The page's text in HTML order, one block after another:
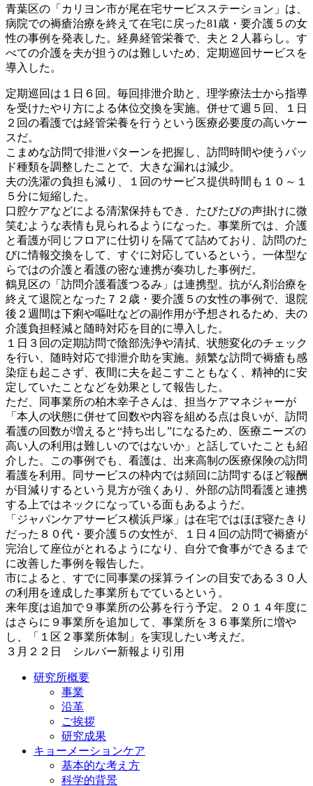
青葉区の「カリヨン市が尾在宅サービスステーション」は、
病院での褥瘡治療を終えて在宅に戻った81歳・要介護５の女
性の事例を発表した。経鼻経管栄養で、夫と２人暮らし。す
べての介護を夫が担うのは難しいため、定期巡回サービスを
導入した。
定期巡回は１日６回。毎回排泄介助と、理学療法士から指導
を受けたやり方による体位交換を実施。併せて週５回、１日
２回の看護では経管栄養を行うという医療必要度の高いケー
スだ。
こまめな訪問で排泄パターンを把握し、訪問時間や使うパッ
ド種類を調整したことで、大きな漏れは減少。
夫の洗濯の負担も減り、１回のサービス提供時間も１０～１
５分に短縮した。
口腔ケアなどによる清潔保持もでき、たびたびの声掛けに微
笑むような表情も見られるようになった。事業所では、介護
と看護が同じフロアに仕切りを隔てて詰めており、訪問のた
びに情報交換をして、すぐに対応しているという。一体型な
らではの介護と看護の密な連携が奏功した事例だ。
鶴見区の「訪問介護看護つるみ」は連携型。抗がん剤治療を
終えて退院となった７２歳・要介護５の女性の事例で、退院
後２週間は下痢や嘔吐などの副作用が予想されるため、夫の
介護負担軽減と随時対応を目的に導入した。
１日３回の定期訪問で陰部洗浄や清拭、状態変化のチェック
を行い、随時対応で排泄介助を実施。頻繁な訪問で褥瘡も感
染症も起こさず、夜間に夫を起こすこともなく、精神的に安
定していたことなどを効果として報告した。
ただ、同事業所の柏木幸子さんは、担当ケアマネジャーが
「本人の状態に併せて回数や内容を組める点は良いが、訪問
看護の回数が増えると“持ち出し”になるため、医療ニーズの
高い人の利用は難しいのではないか」と話していたことも紹
介した。この事例でも、看護は、出来高制の医療保険の訪問
看護を利用。同サービスの枠内では頻回に訪問するほど報酬
が目減りするという見方が強くあり、外部の訪問看護と連携
する上ではネックになっている面もあるようだ。
「ジャパンケアサービス横浜戸塚」は在宅ではほぼ寝たきり
だった８０代・要介護５の女性が、１日４回の訪問で褥瘡が
完治して座位がとれるようになり、自分で食事ができるまで
に改善した事例を報告した。
市によると、すでに同事業の採算ラインの目安である３０人
の利用を達成した事業所もでているという。
来年度は追加で９事業所の公募を行う予定。２０１４年度に
はさらに９事業所を追加して、事業所を３６事業所に増や
し、「１区２事業所体制」を実現したい考えだ。
３月２２日 シルバー新報より引用
研究所概要
事業
沿革
ご挨拶
研究成果
キョーメーションケア
基本的な考え方
科学的背景